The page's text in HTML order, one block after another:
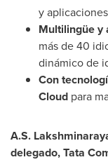
y
Multilingüe y
más de 40
dinámico de
Con
Cloud para
A.S.
delegado, Tata